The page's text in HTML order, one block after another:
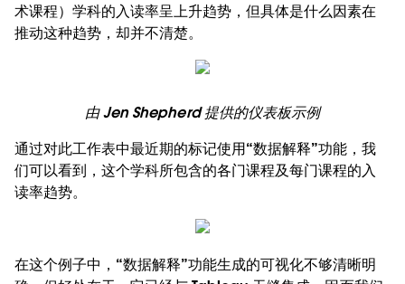
术课程）学科的入读率呈上升趋势，但具体是什么因素在
推动这种趋势，却并不清楚。
由 Jen Shepherd 提供的仪表板示例
通过对此工作表中最近期的标记使用“数据解释”功能，我
们可以看到，这个学科所包含的各门课程及每门课程的入
读率趋势。
在这个例子中，“数据解释”功能生成的可视化不够清晰明